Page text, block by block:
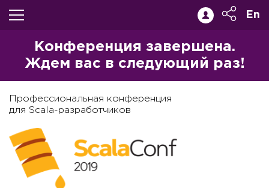
En
Конференция завершена.
Ждем вас в следующий раз!
Профессиональная конференция
для Scala-разработчиков